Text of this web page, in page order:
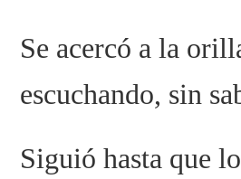
Se acercó a la
escuchando, sin
Siguió hasta que